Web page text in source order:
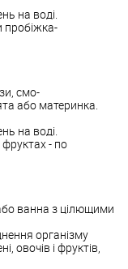
на воді.
пробіжка-
смо-
або материнка.
на воді.
фруктах - по
ванна з цілющими
організму
овочів і фруктів,